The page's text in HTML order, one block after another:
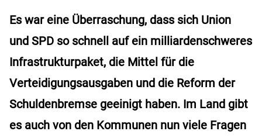
Es war eine Überraschung, dass sich Union
und SPD so schnell auf ein milliardenschweres
Infrastrukturpaket, die Mittel für die
Verteidigungsausgaben und die Reform der
Schuldenbremse geeinigt haben. Im Land gibt
es auch von den Kommunen nun viele Fragen